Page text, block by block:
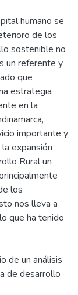
humano se
de los
sostenible no
un referente y
que
estrategia
en la
importante y
expansión
Rural un
los
nos lleva a
que ha tenido
de un análisis
de desarrollo